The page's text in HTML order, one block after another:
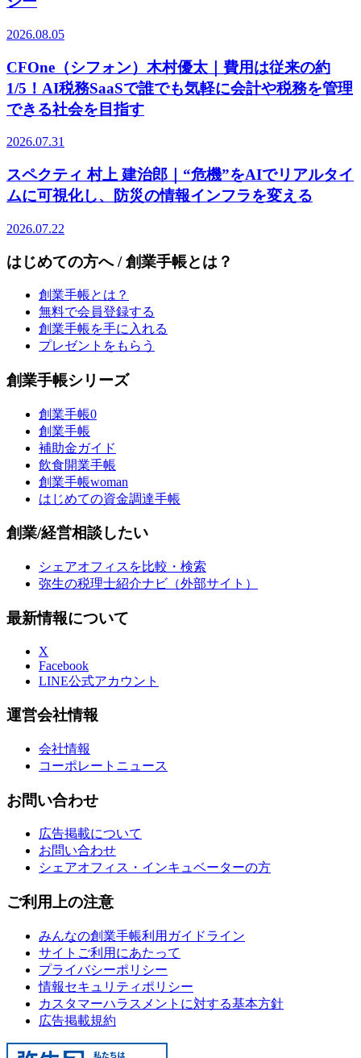
2026.08.05
CFOne（シフォン）木村優太｜費用は従来の約
1/5！AI税務SaaSで誰でも気軽に会計や税務を管理
できる社会を目指す
2026.07.31
スペクティ 村上 建治郎｜“危機”をAIでリアルタイ
ムに可視化し、防災の情報インフラを変える
2026.07.22
はじめての方へ / 創業手帳とは？
創業手帳とは？
無料で会員登録する
創業手帳を手に入れる
プレゼントをもらう
創業手帳シリーズ
創業手帳0
創業手帳
補助金ガイド
飲食開業手帳
創業手帳woman
はじめての資金調達手帳
創業/経営相談したい
シェアオフィスを比較・検索
弥生の税理士紹介ナビ（外部サイト）
最新情報について
X
Facebook
LINE公式アカウント
運営会社情報
会社情報
コーポレートニュース
お問い合わせ
広告掲載について
お問い合わせ
シェアオフィス・インキュベーターの方
ご利用上の注意
みんなの創業手帳利用ガイドライン
サイトご利用にあたって
プライバシーポリシー
情報セキュリティポリシー
カスタマーハラスメントに対する基本方針
広告掲載規約